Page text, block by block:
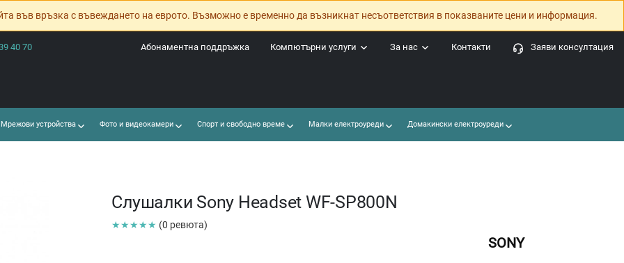
във връзка с въвеждането на еврото. Възможно е временно да възникнат несъответствия в показваните цени и информация.
40 70 Заяви консултация
Контакти
За нас
Компютърни услуги
Абонаментна поддръжка
устройства Фото и видеокамери Спорт и свободно време Малки електроуреди Домакински електроуреди
Слушалки Sony Headset WF-SP800N
★★★★★ (0 ревюта)
SONY